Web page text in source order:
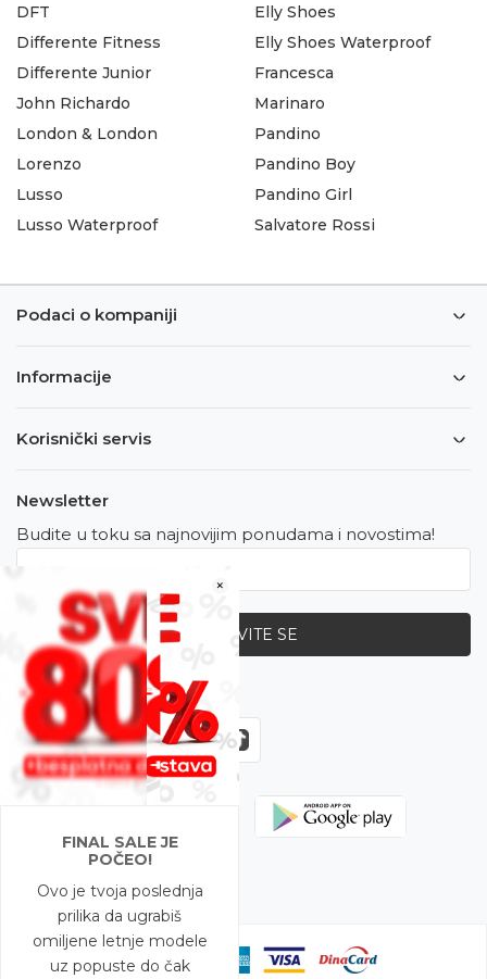
×
FINAL SALE JE
POČEO!
Ovo je tvoja poslednja
prilika da ugrabiš
omiljene letnje modele
uz popuste do čak
DFT
Differente Fitness
Differente Junior
Elly Shoes
Elly Shoes Waterproof
Francesca
John Richardo
London & London
Lorenzo
Lusso
Lusso Waterproof
Marinaro
Pandino
Pandino Boy
Pandino Girl
Salvatore Rossi
Podaci o kompaniji
Informacije
Korisnički servis
Newsletter
Budite u toku sa najnovijim ponudama i novostima!
PRIJAVITE SE
Zapratite nas